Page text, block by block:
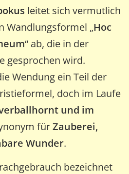
leitet sich vermutlich
Wandlungsformel „Hoc
“ ab, die in der
gesprochen wird.
Wendung ein Teil der
doch im Laufe
und im
fürZauberei,
Wunder.
bezeichnet